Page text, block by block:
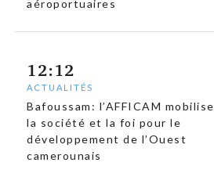
aéroportuaires
12:12
ACTUALITÉS
Bafoussam: l’AFFICAM mobilise
la société et la foi pour le
développement de l’Ouest
camerounais